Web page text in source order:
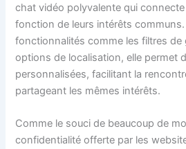
chat vidéo polyvalente qui
fonction de leurs intérêts communs.
fonctionnalités comme les filtres
options de localisation, elle permet
personnalisées, facilitant la
partageant les mêmes intérêts.
Comme le souci de beaucoup de
confidentialité offerte par les